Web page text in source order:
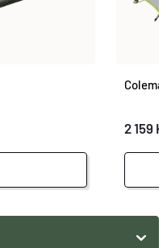
2 159